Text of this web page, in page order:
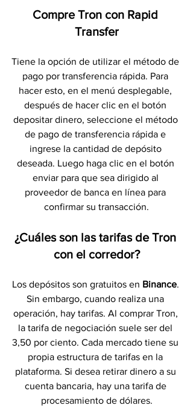
Compre Tron con Rapid
Transfer
Tiene la opción de utilizar el método de
pago por transferencia rápida. Para
hacer esto, en el menú desplegable,
después de hacer clic en el botón
depositar dinero, seleccione el método
de pago de transferencia rápida e
ingrese la cantidad de depósito
deseada. Luego haga clic en el botón
enviar para que sea dirigido al
proveedor de banca en línea para
confirmar su transacción.
¿Cuáles son las tarifas de Tron
con el corredor?
Los depósitos son gratuitos en Binance.
Sin embargo, cuando realiza una
operación, hay tarifas. Al comprar Tron,
la tarifa de negociación suele ser del
3,50 por ciento. Cada mercado tiene su
propia estructura de tarifas en la
plataforma. Si desea retirar dinero a su
cuenta bancaria, hay una tarifa de
procesamiento de dólares.